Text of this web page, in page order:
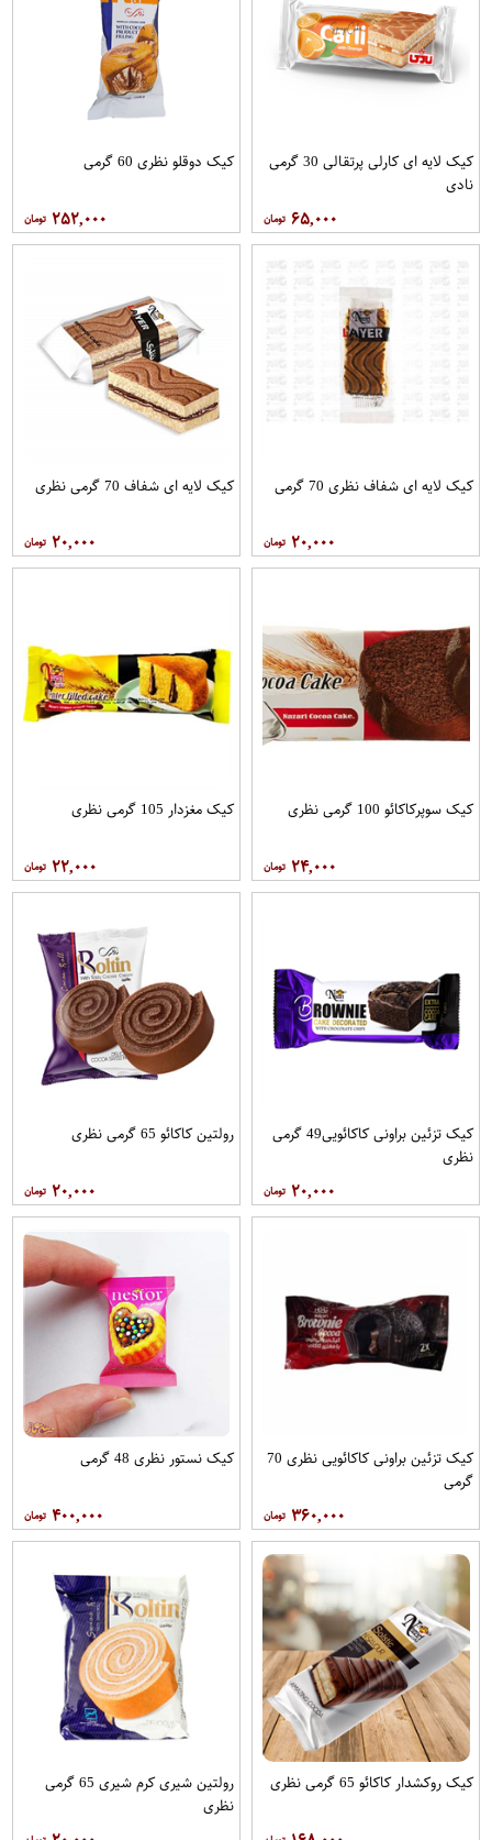
کیک لایه ای کارلی پرتقالی 30 گرمی
نادی
۶۵,۰۰۰
کیک دوقلو نظری 60 گرمی
۲۵۲,۰۰۰
کیک لایه ای شفاف نظری 70 گرمی
۲۰,۰۰۰
کیک لایه ای شفاف 70 گرمی نظری
۲۰,۰۰۰
کیک سوپرکاکائو 100 گرمی نظری
۲۴,۰۰۰
کیک مغزدار 105 گرمی نظری
۲۲,۰۰۰
کیک تزئین براونی کاکائویی49 گرمی
نظری
۲۰,۰۰۰
رولتین کاکائو 65 گرمی نظری
۲۰,۰۰۰
کیک تزئین براونی کاکائویی نظری 70
گرمی
۳۶۰,۰۰۰
کیک نستور نظری 48 گرمی
۴۰۰,۰۰۰
کیک روکشدار کاکائو 65 گرمی نظری
رولتین شیری کرم شیری 65 گرمی
نظری